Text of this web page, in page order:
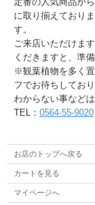
に取り揃えており
す。
ご来店いただけま
くだきますと、準
※観葉植物を多く
フでお待ちしており
わからない事など
TEL： 0564-55-9020
お店のトップへ戻る
カートを見る
マイページへ